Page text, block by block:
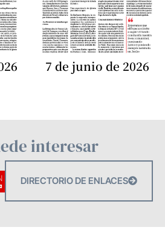
7 de junio de 2026
interesar
DIRECTORIO DE ENLACES